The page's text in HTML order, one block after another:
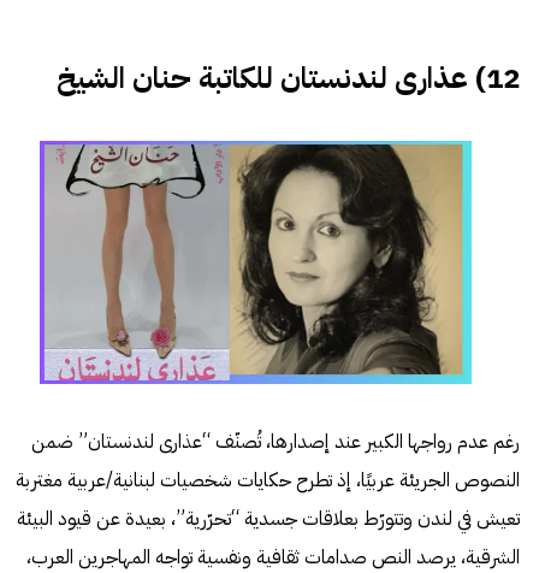
12) عذارى لندنستان للكاتبة حنان الشيخ
رغم عدم رواجها الكبير عند إصدارها، تُصنّف “عذارى لندنستان” ضمن
النصوص الجريئة عربيًا، إذ تطرح حكايات شخصيات لبنانية/عربية مغتربة
تعيش في لندن وتتورّط بعلاقات جسدية “تحرّرية”، بعيدة عن قيود البيئة
الشرقية، يرصد النص صدامات ثقافية ونفسية تواجه المهاجرين العرب،